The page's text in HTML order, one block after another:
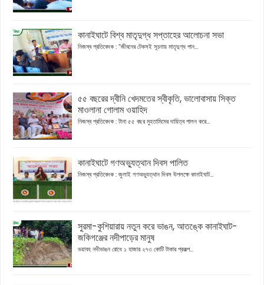
কানাইঘাটে বিশ্ব মাতৃদুগ্ধ সপ্তাহের আলোচনা সভা
নিজস্ব প্রতিবেদক : “জীবনের টেকসই সূচনায় মাতৃদুগ্ধ পান...
৫৫ বছরের দ্বীনি খেদমতের স্বীকৃতি, ভালোবাসায় সিক্ত
মাওলানা গোলাম ওয়াহিদ
নিজস্ব প্রতিবেদক : টানা ৫৫ বছর মুহতামিমের দায়িত্ব পালন করে...
কানাইঘাটে গণঅভ্যুত্থান দিবস পালিত
নিজস্ব প্রতিবেদক : জুলাই গণঅভ্যুত্থান দিবস উপলক্ষে কানাইঘাট...
সুরমা-কুশিয়ারায় নতুন করে ভাঙন, আতঙ্কে কানাইঘাট-
জকিগঞ্জের নদীপাড়ের মানুষ
ভয়াবহ নদীভাঙন রোধে ১ হাজার ২৭৩ কোটি টাকার প্রকল্প...